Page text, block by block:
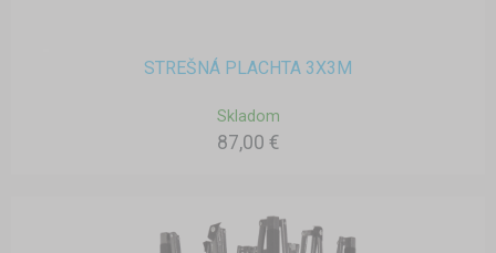
STREŠNÁ PLACHTA 3X3M
Skladom
87,00 €